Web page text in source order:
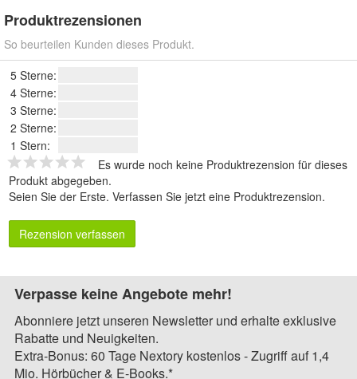
Produktrezensionen
So beurteilen Kunden dieses Produkt.
5 Sterne:
4 Sterne:
3 Sterne:
2 Sterne:
1 Stern:
Es wurde noch keine Produktrezension für dieses
Produkt abgegeben.
Seien Sie der Erste. Verfassen Sie jetzt eine Produktrezension.
Rezension verfassen
Verpasse keine Angebote mehr!
Abonniere jetzt unseren Newsletter und erhalte exklusive
Rabatte und Neuigkeiten.
Extra-Bonus: 60 Tage Nextory kostenlos - Zugriff auf 1,4
Mio. Hörbücher & E-Books.*